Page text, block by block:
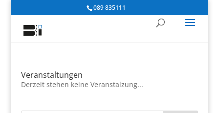
089 835111
Veranstaltungen
Derzeit stehen keine Veranstalzung...